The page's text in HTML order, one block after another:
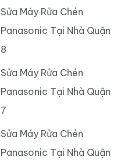
Sửa Máy Rửa Chén
Panasonic Tại Nhà Quận
8
Sửa Máy Rửa Chén
Panasonic Tại Nhà Quận
7
Sửa Máy Rửa Chén
Panasonic Tại Nhà Quận